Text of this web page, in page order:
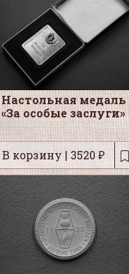
Настольная медаль
«За особые заслуги»
В корзину | 3520 ₽